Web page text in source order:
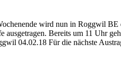
wird nun in Roggwil
Bereits um 11 Uhr
04.02.18 Für die nächste